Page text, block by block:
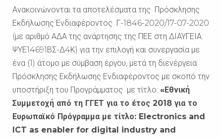
Ανακοινώνονται τα αποτελέσματα της Πρόσκλησης
Εκδήλωσης Ενδιαφέροντος Γ-1846-2020/17-07-2020
(με αριθμό ΑΔΑ της ανάρτησης της ΠΕΕ στη ΔΙΑΥΓΕΙΑ:
ΨΥΕ14691ΒΣ-Δ4Κ) για την επιλογή και συνεργασία με
ένα (1) άτομο με σύμβαση έργου, μετά τη διενέργεια
Πρόσκλησης Εκδήλωσης Ενδιαφέροντος με σκοπό την
υποστήριξη του Προγράμματος με τίτλο: «Εθνική
Συμμετοχή από τη ΓΓΕΤ για το έτος 2018 για το
Ευρωπαϊκό Πρόγραμμα με τίτλο: Electronics and
ICT as enabler for digital industry and